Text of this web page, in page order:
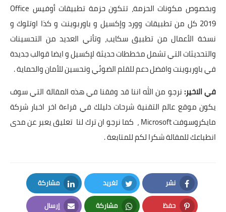
وبخصوص مكونات الحزمة، تتكون حزمة تطبيقات أوفيس Office
2019 كل من تطبيقات وورد وإكسيل و باوربوينت و كذا اوتلوك و
نسخة الأعمال من تطبيق سكايب، وتأتي العديد من التحسينات
والتحديثات التي تشمل مخططات حديثة لإكسيل و ايضا قوالب جديدة
في باوربوينت وافضل دعم للقلم الضوئي وتحسين للأمان والحماية .
في الاخير: نرجو من الله اننا قد وفقنا في هذه المقالة التي سوف
يكون موقع عالم التقنية شرحات دليلك في قراءة اخر اخبار شركة
مايكروسوفت Microsoft ، كما نرجو ان ترك لنا تعليق يعبر عن مدى
انطباعك للمقالة شكرا لكم للمتابعة .
نشر
Facebook
تغريد
Twitter
مشاركة
LinkedIn
حفظ مشاركة إرسال